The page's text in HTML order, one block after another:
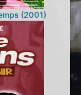
(2001)